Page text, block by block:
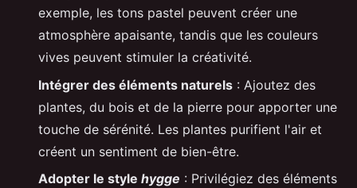
exemple, les tons pastel peuvent créer une
atmosphère apaisante, tandis que les couleurs
vives peuvent stimuler la créativité.
Intégrer des éléments naturels : Ajoutez des
plantes, du bois et de la pierre pour apporter une
touche de sérénité. Les plantes purifient l'air et
créent un sentiment de bien-être.
Adopter le style hygge : Privilégiez des éléments